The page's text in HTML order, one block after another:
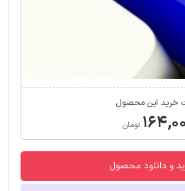
خرید این محصول
تومان
و دانلود محصول